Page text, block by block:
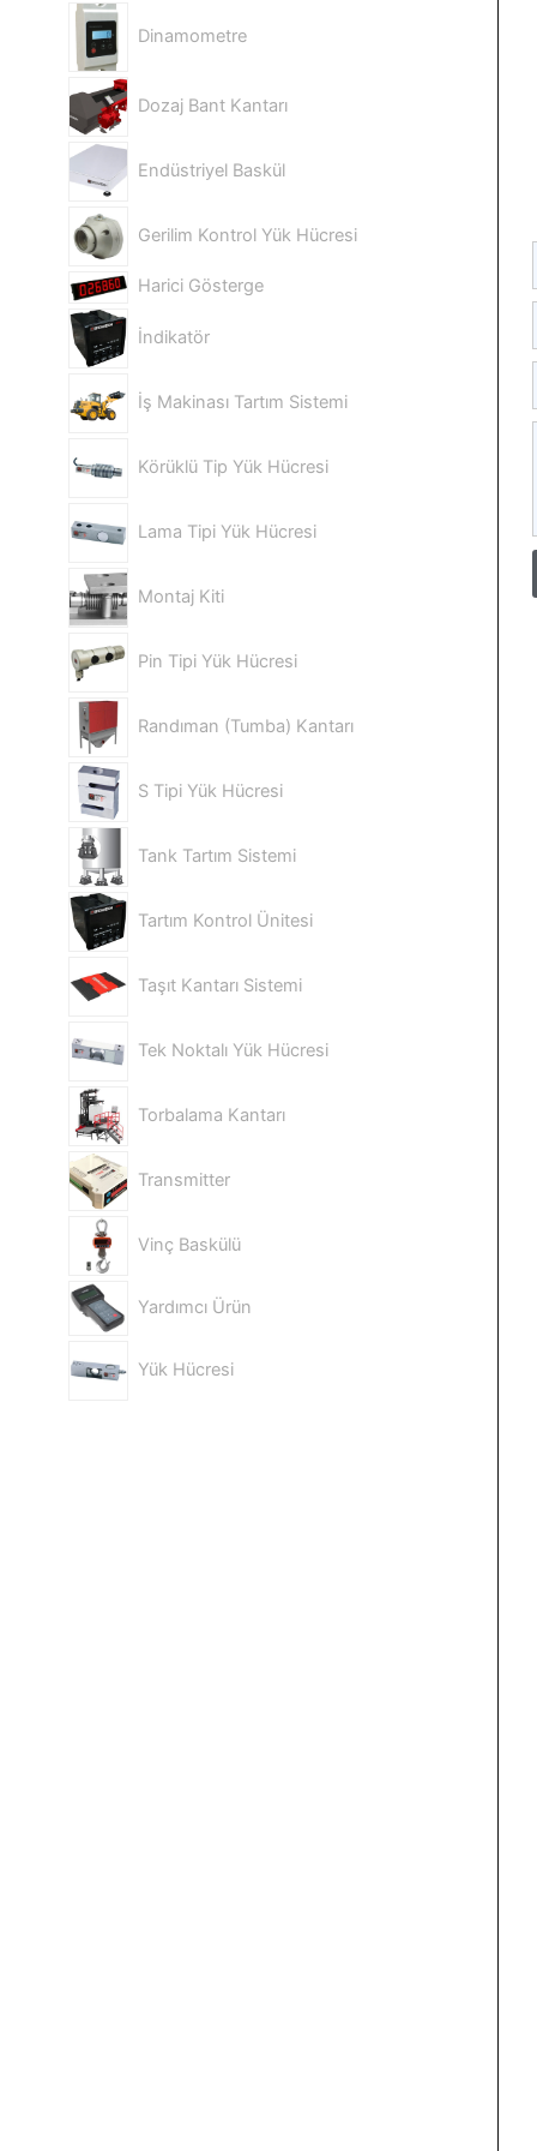
Dinamometre
Dozaj Bant Kantarı
Endüstriyel Baskül
Gerilim Kontrol Yük Hücresi
Harici Gösterge
İndikatör
İş Makinası Tartım Sistemi
Körüklü Tip Yük Hücresi
Lama Tipi Yük Hücresi
Montaj Kiti
Pin Tipi Yük Hücresi
Randıman (Tumba) Kantarı
S Tipi Yük Hücresi
Tank Tartım Sistemi
Tartım Kontrol Ünitesi
Taşıt Kantarı Sistemi
Tek Noktalı Yük Hücresi
Torbalama Kantarı
Transmitter
Vinç Baskülü
Yardımcı Ürün
Yük Hücresi